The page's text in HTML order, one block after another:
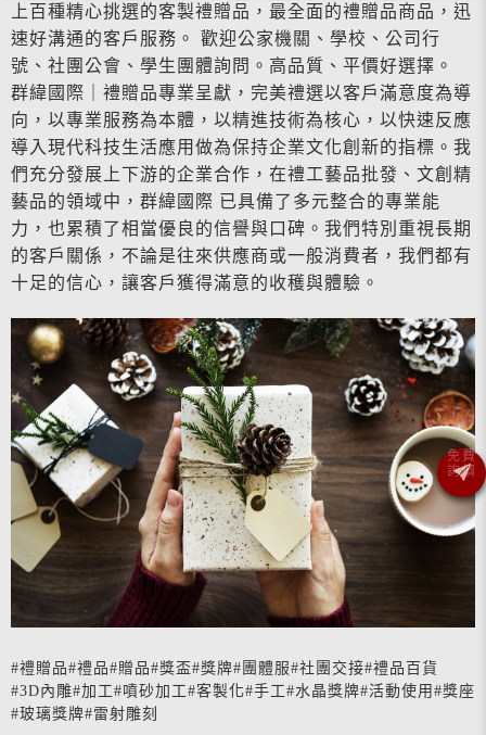
上百種精心挑選的客製禮贈品，最全面的禮贈品商品，迅
速好溝通的客戶服務。 歡迎公家機關、學校、公司行
號、社團公會、學生團體詢問。高品質、平價好選擇。
群緯國際｜禮贈品專業呈獻，完美禮選以客戶滿意度為導
向，以專業服務為本體，以精進技術為核心，以快速反應
導入現代科技生活應用做為保持企業文化創新的指標。我
們充分發展上下游的企業合作，在禮工藝品批發、文創精
藝品的領域中，群緯國際 已具備了多元整合的專業能
力，也累積了相當優良的信譽與口碑。我們特別重視長期
的客戶關係，不論是往來供應商或一般消費者，我們都有
十足的信心，讓客戶獲得滿意的收穫與體驗。
#禮贈品#禮品#贈品#獎盃#獎牌#團體服#社團交接#禮品百貨
#3D內雕#加工#噴砂加工#客製化#手工#水晶獎牌#活動使用 #獎座
#玻璃獎牌#雷射雕刻